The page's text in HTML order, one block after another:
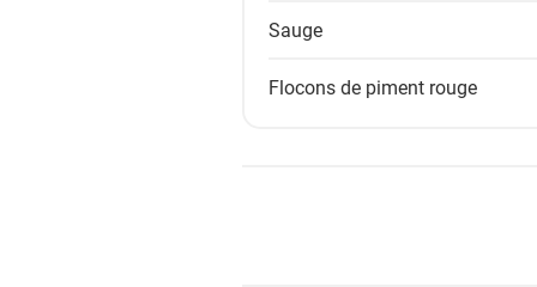
Sauge
Flocons de piment rouge